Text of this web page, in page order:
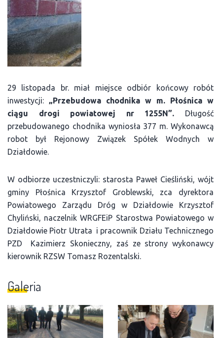
29 listopada br. miał miejsce odbiór końcowy robót
inwestycji: „Przebudowa chodnika w m. Płośnica w
ciągu drogi powiatowej nr 1255N”. Długość
przebudowanego chodnika wyniosła 377 m. Wykonawcą
robot był Rejonowy Związek Spółek Wodnych w
Działdowie.
W odbiorze uczestniczyli: starosta Paweł Cieśliński, wójt
gminy Płośnica Krzysztof Groblewski, zca dyrektora
Powiatowego Zarządu Dróg w Działdowie Krzysztof
Chyliński, naczelnik WRGFEiP Starostwa Powiatowego w
Działdowie Piotr Utrata i pracownik Działu Technicznego
PZD Kazimierz Skonieczny, zaś ze strony wykonawcy
kierownik RZSW Tomasz Rozentalski.
Galeria